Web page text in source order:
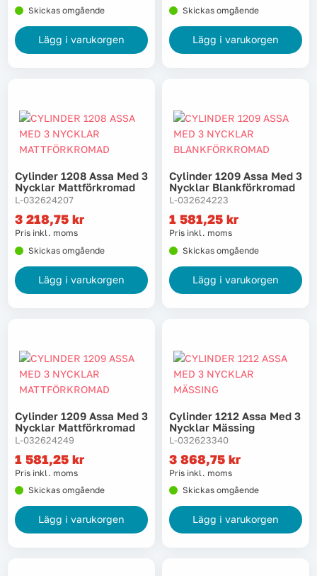
Skickas omgående
Lägg i varukorgen
Skickas omgående
Lägg i varukorgen
Cylinder 1208 Assa Med 3
Nycklar Mattförkromad
L-032624207
3 218,75 kr
Pris inkl. moms
Skickas omgående
Lägg i varukorgen
Cylinder 1209 Assa Med 3
Nycklar Blankförkromad
L-032624223
1 581,25 kr
Pris inkl. moms
Skickas omgående
Lägg i varukorgen
Cylinder 1209 Assa Med 3
Nycklar Mattförkromad
L-032624249
1 581,25 kr
Pris inkl. moms
Skickas omgående
Lägg i varukorgen
Cylinder 1212 Assa Med 3
Nycklar Mässing
L-032623340
3 868,75 kr
Pris inkl. moms
Skickas omgående
Lägg i varukorgen